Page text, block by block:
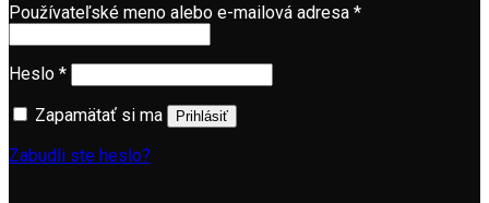
Používateľské meno alebo e-mailová adresa *
Heslo *
Zapamätať si ma
Prihlásiť
Zabudli ste heslo?